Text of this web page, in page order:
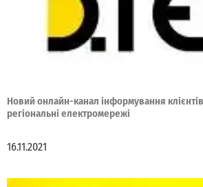
Новий онлайн-канал інформування клієнтів
регіональні електромережі
16.11.2021